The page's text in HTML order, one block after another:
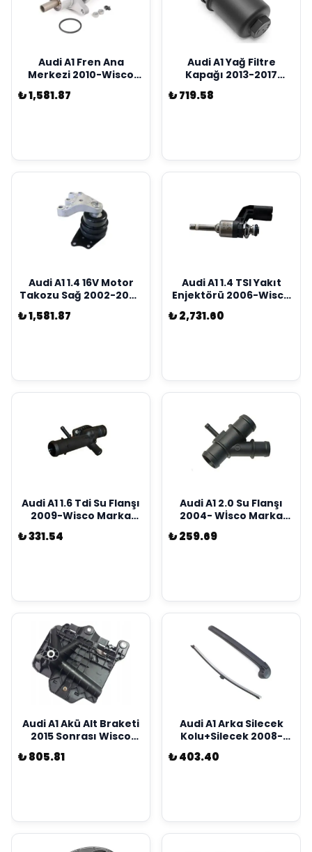
Audi A1 Fren Ana
Merkezi 2010-Wisco
Marka 6R1611019A
₺ 1,581.87
Audi A1 Yağ Filtre
Kapağı 2013-2017
Wisco Marka
06L115401B
₺ 719.58
Audi A1 1.4 16V Motor
Takozu Sağ 2002-2008
Wisco Marka
6Q0199167Bm
₺ 1,581.87
Audi A1 1.4 TSI Yakıt
Enjektörü 2006-Wisco
Marka 03C906036F
₺ 2,731.60
Audi A1 1.6 Tdi Su Flanşı
2009-Wisco Marka
₺ 331.54
Audi A1 2.0 Su Flanşı
2004- Wİsco Marka
1K0121087H
₺ 259.69
Audi A1 Akü Alt Braketi
2015 Sonrası Wisco
Marka 6C0915331D
₺ 805.81
Audi A1 Arka Silecek
Kolu+Silecek 2008-
₺ 403.40